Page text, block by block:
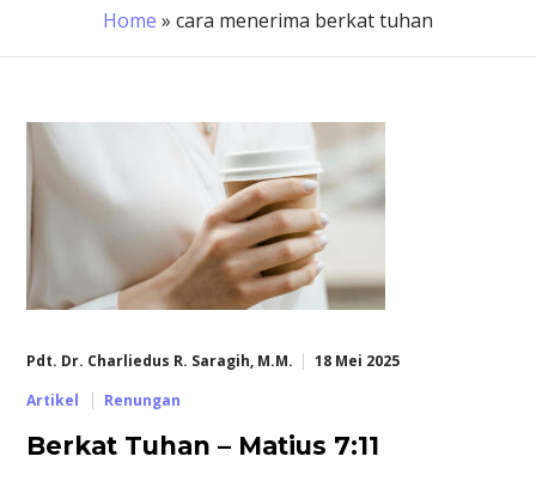
Home » cara menerima berkat tuhan
Pdt. Dr. Charliedus R. Saragih, M.M.
18 Mei 2025
Artikel
Renungan
Berkat Tuhan – Matius 7:11